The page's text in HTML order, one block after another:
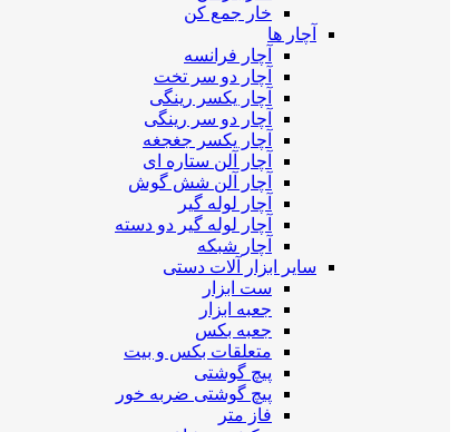
خار جمع کن
آچار ها
آچار فرانسه
آچار دو سر تخت
آچار یکسر رینگی
آچار دو سر رینگی
آچار یکسر جغجغه
آچار آلن ستاره ای
آچار آلن شش گوش
آچار لوله گیر
آچار لوله گیر دو دسته
آچار شبکه
سایر ابزار آلات دستی
ست ابزار
جعبه ابزار
جعبه بکس
متعلقات بکس و بیت
پیچ گوشتی
پیچ گوشتی ضربه خور
فاز متر